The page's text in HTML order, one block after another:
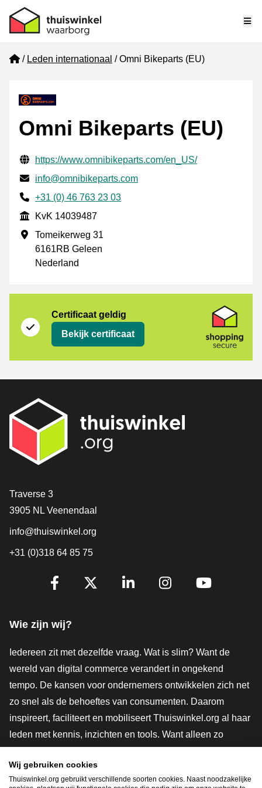
Home
Leden internationaal Omni Bikeparts (EU)
Omni Bikeparts (EU)
Gecontroleerde contactgegevens
Website URL
https://www.omnibikeparts.com/en_US/
E-mail
info@omnibikeparts.com
Telefoonnummer
+31 (0) 46 763 23 03
KvK
KvK 14039487
Vestigingsadres
Tomeikerweg 31
6161RB Geleen
Nederland
Certificaat geldig
Bekijk certificaat
Contact
Traverse 3
3905 NL Veenendaal
info@thuiswinkel.org
+31 (0)318 64 85 75
Volg je ons al?
Wie zijn wij?
Iedereen zit met dezelfde vraag. Wat is slim? Want de
wereld van digital commerce verandert in ongekend
tempo. De kansen voor ondernemers ontwikkelen zich net
zo snel als de behoeftes van consumenten. Daarom
inspireert, faciliteert en mobiliseert Thuiswinkel.org al haar
leden met kennis, inzichten en tools. Want alleen zo
innovatievere toekomst. Dus groei ook mee en maak
shoppen slimmer.
Wij gebruiken cookies
Thuiswinkel.org gebruikt verschillende soorten cookies. Naast noodzakelijke